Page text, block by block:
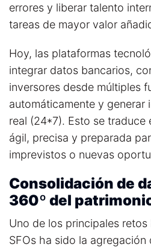
errores y liberar talento
tareas de mayor valor
Hoy, las plataformas
integrar datos bancarios,
inversores desde múltiples
automáticamente y generar
real (24*7). Esto se traduce
ágil, precisa y preparada
imprevistos o nuevas
Consolidación de
360º del
Uno de los principales
SFOs ha sido la